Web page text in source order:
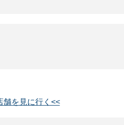
舗を見に行く<<